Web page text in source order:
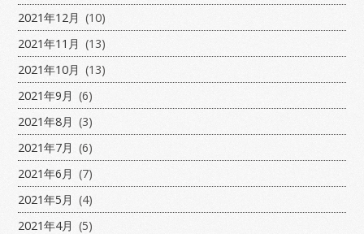
2021年12月 (10)
2021年11月 (13)
2021年10月 (13)
2021年9月 (6)
2021年8月 (3)
2021年7月 (6)
2021年6月 (7)
2021年5月 (4)
2021年4月 (5)